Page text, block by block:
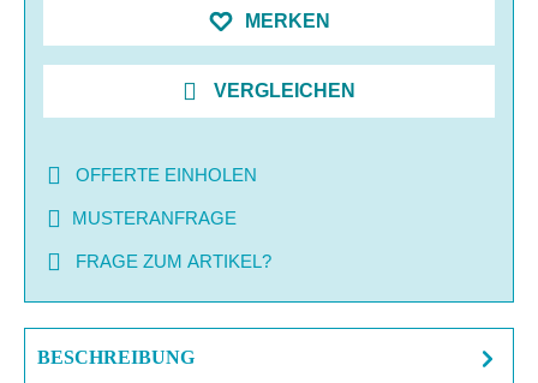
MERKEN
VERGLEICHEN
OFFERTE EINHOLEN
MUSTERANFRAGE
FRAGE ZUM ARTIKEL?
BESCHREIBUNG